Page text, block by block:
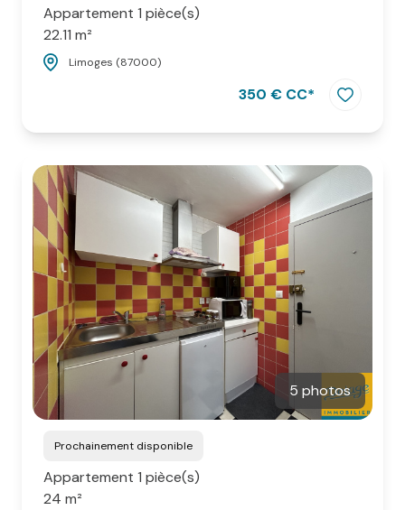
Appartement 1 pièce(s)
22.11 m²
Limoges (87000)
350 € CC*
5 photos
Prochainement disponible
Appartement 1 pièce(s)
24 m²